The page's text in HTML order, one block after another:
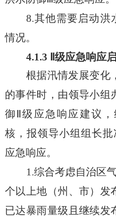
8.其他需要启动洪
情况。
4.1.3 级应急响应
根据汛情发展变化
的事件时 ， 由领导小组
御
Ⅱ级 应急响应建议，
核，报领导小组组长批
应急响应。
1.综合考虑自治区
个以上地（州、市）发
已达暴雨量级且继续发